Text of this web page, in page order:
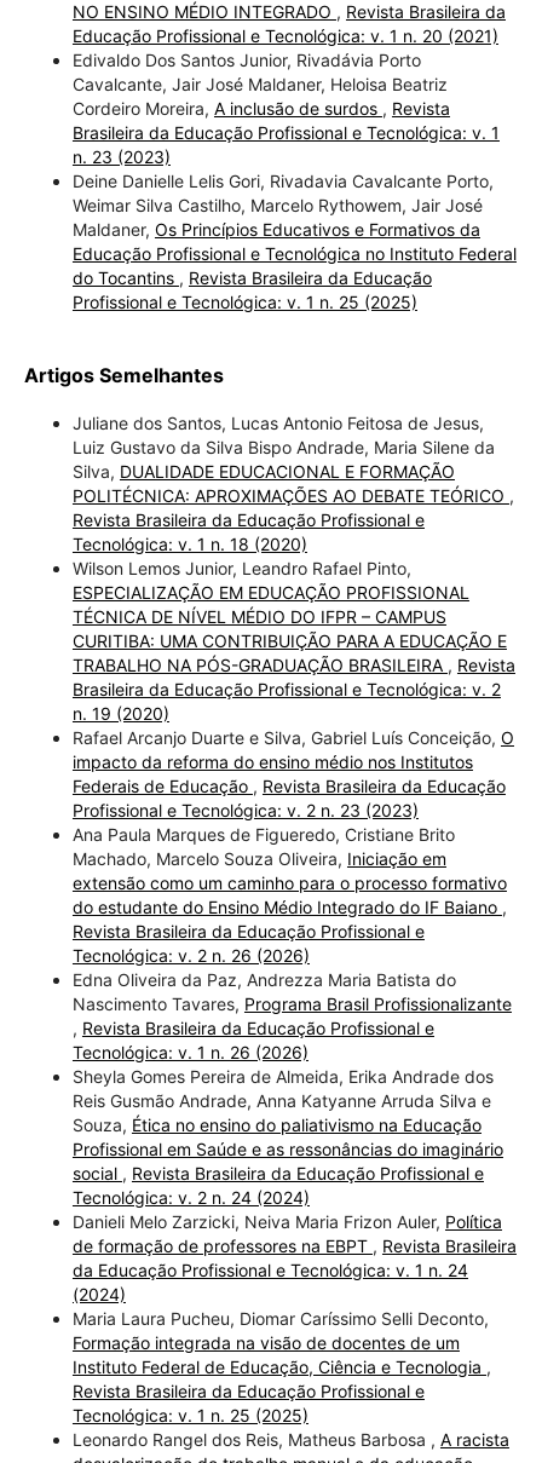
NO ENSINO MÉDIO INTEGRADO , Revista Brasileira da
Educação Profissional e Tecnológica: v. 1 n. 20 (2021)
Edivaldo Dos Santos Junior, Rivadávia Porto
Cavalcante, Jair José Maldaner, Heloisa Beatriz
Cordeiro Moreira, A inclusão de surdos , Revista
Brasileira da Educação Profissional e Tecnológica: v. 1
n. 23 (2023)
Deine Danielle Lelis Gori, Rivadavia Cavalcante Porto,
Weimar Silva Castilho, Marcelo Rythowem, Jair José
Maldaner, Os Princípios Educativos e Formativos da
Educação Profissional e Tecnológica no Instituto Federal
do Tocantins , Revista Brasileira da Educação
Profissional e Tecnológica: v. 1 n. 25 (2025)
Artigos Semelhantes
Juliane dos Santos, Lucas Antonio Feitosa de Jesus,
Luiz Gustavo da Silva Bispo Andrade, Maria Silene da
Silva, DUALIDADE EDUCACIONAL E FORMAÇÃO
POLITÉCNICA: APROXIMAÇÕES AO DEBATE TEÓRICO ,
Revista Brasileira da Educação Profissional e
Tecnológica: v. 1 n. 18 (2020)
Wilson Lemos Junior, Leandro Rafael Pinto,
ESPECIALIZAÇÃO EM EDUCAÇÃO PROFISSIONAL
TÉCNICA DE NÍVEL MÉDIO DO IFPR – CAMPUS
CURITIBA: UMA CONTRIBUIÇÃO PARA A EDUCAÇÃO E
TRABALHO NA PÓS-GRADUAÇÃO BRASILEIRA , Revista
Brasileira da Educação Profissional e Tecnológica: v. 2
n. 19 (2020)
Rafael Arcanjo Duarte e Silva, Gabriel Luís Conceição, O
impacto da reforma do ensino médio nos Institutos
Federais de Educação , Revista Brasileira da Educação
Profissional e Tecnológica: v. 2 n. 23 (2023)
Ana Paula Marques de Figueredo, Cristiane Brito
Machado, Marcelo Souza Oliveira, Iniciação em
extensão como um caminho para o processo formativo
do estudante do Ensino Médio Integrado do IF Baiano ,
Revista Brasileira da Educação Profissional e
Tecnológica: v. 2 n. 26 (2026)
Edna Oliveira da Paz, Andrezza Maria Batista do
Nascimento Tavares, Programa Brasil Profissionalizante
, Revista Brasileira da Educação Profissional e
Tecnológica: v. 1 n. 26 (2026)
Sheyla Gomes Pereira de Almeida, Erika Andrade dos
Reis Gusmão Andrade, Anna Katyanne Arruda Silva e
Souza, Ética no ensino do paliativismo na Educação
Profissional em Saúde e as ressonâncias do imaginário
social , Revista Brasileira da Educação Profissional e
Tecnológica: v. 2 n. 24 (2024)
Danieli Melo Zarzicki, Neiva Maria Frizon Auler, Política
de formação de professores na EBPT , Revista Brasileira
da Educação Profissional e Tecnológica: v. 1 n. 24
(2024)
Maria Laura Pucheu, Diomar Caríssimo Selli Deconto,
Formação integrada na visão de docentes de um
Instituto Federal de Educação, Ciência e Tecnologia ,
Revista Brasileira da Educação Profissional e
Tecnológica: v. 1 n. 25 (2025)
Leonardo Rangel dos Reis, Matheus Barbosa , A racista